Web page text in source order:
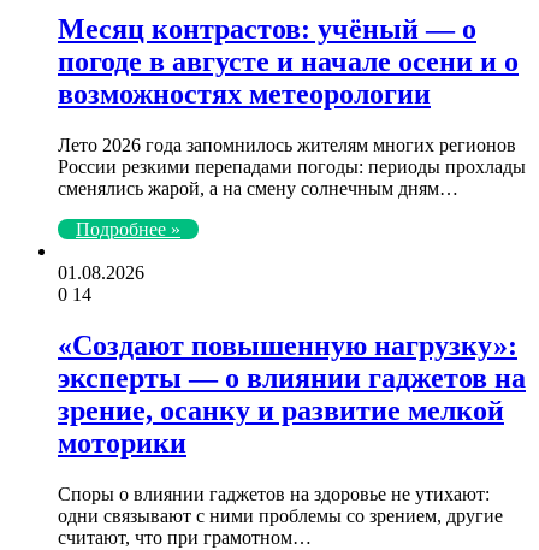
Месяц контрастов: учёный — о
погоде в августе и начале осени и о
возможностях метеорологии
Лето 2026 года запомнилось жителям многих регионов
России резкими перепадами погоды: периоды прохлады
сменялись жарой, а на смену солнечным дням…
Подробнее »
01.08.2026
0 14
«Создают повышенную нагрузку»:
эксперты — о влиянии гаджетов на
зрение, осанку и развитие мелкой
моторики
Споры о влиянии гаджетов на здоровье не утихают:
одни связывают с ними проблемы со зрением, другие
считают, что при грамотном…